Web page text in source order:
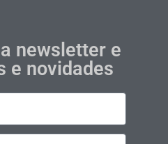
newsletter e
e novidades